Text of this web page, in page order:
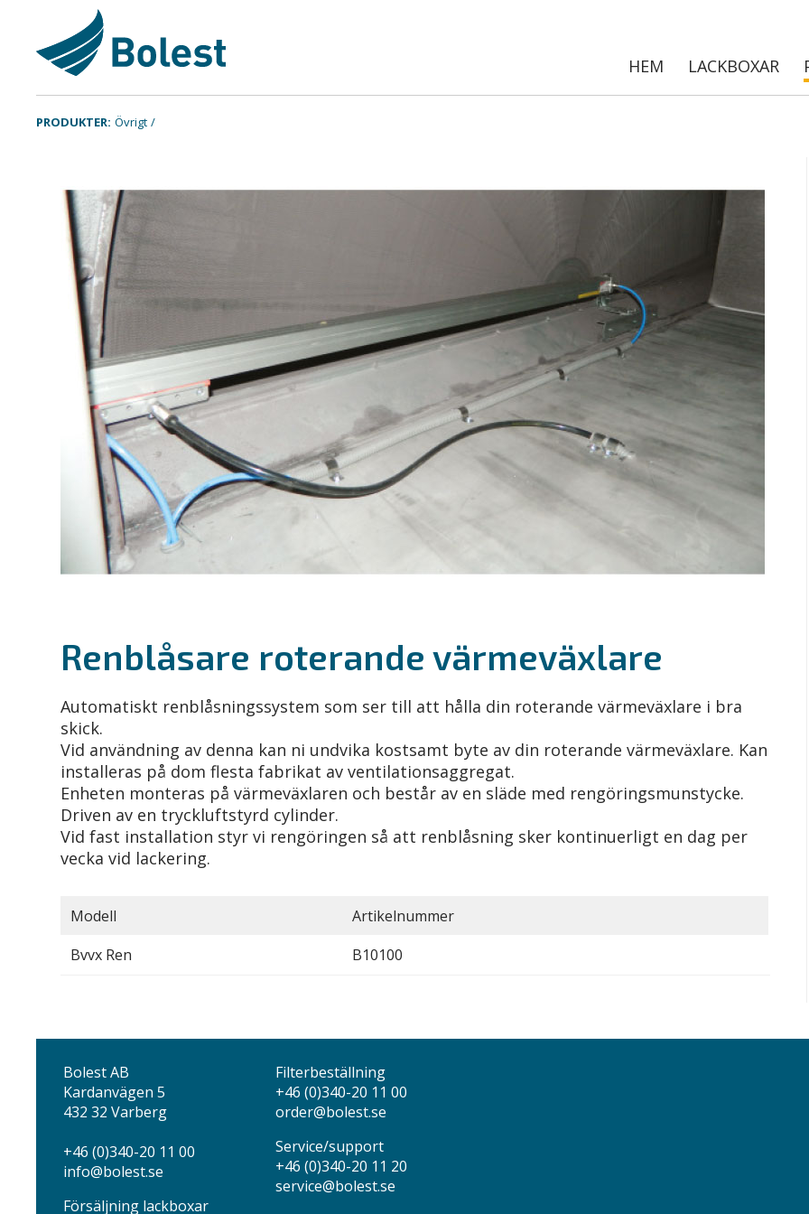
HEM LACKBOXAR
PRODUKTER: Övrigt
Renblåsare roterande värmeväxlare
Automatiskt renblåsningssystem som ser till att hålla din roterande värmeväxlare i bra
skick.
Vid användning av denna kan ni undvika kostsamt byte av din roterande värmeväxlare. Kan
installeras på dom flesta fabrikat av ventilationsaggregat.
Enheten monteras på värmeväxlaren och består av en släde med rengöringsmunstycke.
Driven av en tryckluftstyrd cylinder.
Vid fast installation styr vi rengöringen så att renblåsning sker kontinuerligt en dag per
vecka vid lackering.
Modell
Artikelnummer
Bvvx Ren
B10100
Bolest AB
Kardanvägen 5
432 32 Varberg
+46 (0)340-20 11 00
info@bolest.se
Försäljning lackboxar
Filterbeställning
+46 (0)340-20 11 00
order@bolest.se
Service/support
+46 (0)340-20 11 20
service@bolest.se